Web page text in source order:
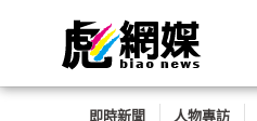
即時新聞 人物專訪